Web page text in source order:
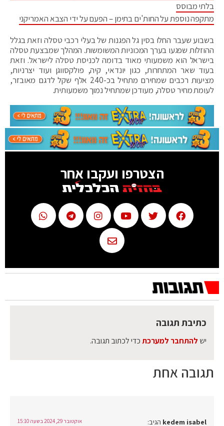
בלתי מבוסס
מתקפה נוספת על החות'ים בתימן – הפעם על ידי הצבא האמריקני
בשבוע שעבר החלו בסין גל הפגנות של בעלי רכבי טסלה וזאת בגלל
ההוזלות שפגעו בערך המכוניות המשומשות. המהלך שמבצעת טסלה
בישראל הוא משמעותי מאוד בדומה לכניסת טסלה לישראל. וזאת
בעוד שאר המתחרות, כגון יונדאי, קיה, פולקסווגן ועוד יצרניות,
מציעות רכבים שמחירם מתחיל בכ-240 אלף שקל לדגם מאובזר,
לעומת מחיר טסלה, מעודכן שמתחיל נמוך משמעותית.
הצטרפו ועקבו אחר
תגובה אחת
kedem isabel הגיב: אוקטובר 29, 2024 בשעה 15:10
כתיבת תגובה
יש להתחבר למערכתכדי לכתוב תגובה.